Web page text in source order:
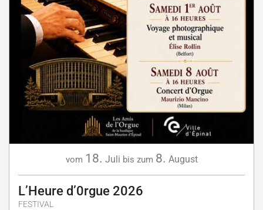
vom 18. Juli bis zum 8. August
L’Heure d’0rgue 2026
FESTIVAL